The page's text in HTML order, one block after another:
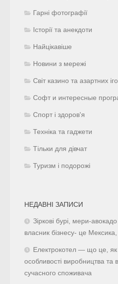
Гарні фотографії
Історії та анекдоти
Найцікавіше
Новини з мережі
Світ казино та азартних
Софт и интересные
Спорт і здоров'я
Техніка та гаджети
Тільки для дівчат
Туризм і подорожі
НЕДАВНІ ЗАПИСИ
Зіркові бурі, мери-
власник бізнесу- це
Електрокотел — що це, як
особливості виробництва та
сучасного споживача